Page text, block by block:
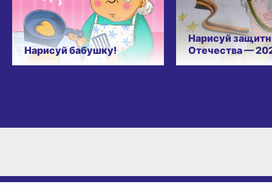
Нарисуй бабушку!
Нарисуй
Отечества —